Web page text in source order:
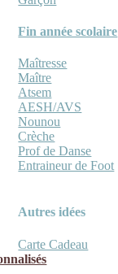
Fin année scolaire
Maîtresse
Maître
Atsem
AESH/AVS
Nounou
Crèche
Prof de Danse
Entraineur de Foot
Autres idées
Carte Cadeau